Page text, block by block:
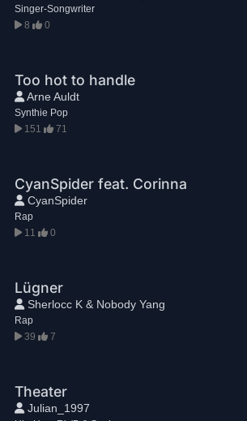
Singer-Songwriter
8
0
Too hot to handle
Arne Auldt
Synthie Pop
151
71
CyanSpider feat. Corinna
CyanSpider
Rap
11
0
Lügner
Sherlocc K & Nobody Yang
Rap
39
7
Theater
Julian_1997